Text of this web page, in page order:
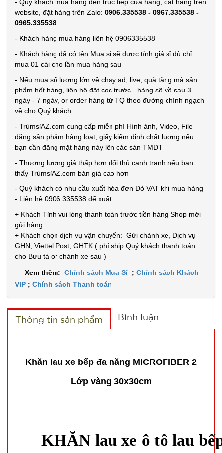
- Quý khách mua hàng đến trực tiếp cửa hàng, đặt hàng trên
website, đặt hàng trên Zalo: 0906.335538 - 0967.335538 -
0965.335538
- Khách hàng mua hàng liên hệ 0906335538
- Khách hàng đã có tên Mua sỉ sẽ được tính giá sỉ dù chỉ
mua 01 cái cho lần mua hàng sau
- Nếu mua số lượng lớn về chạy ad, live, quà tặng mà sản
phẩm hết hàng, liên hệ đặt cọc trước - hàng sẽ về sau 3
ngày - 7 ngày, or order hàng từ TQ theo đường chính ngạch
về cho Quý khách
- TrùmsỉAZ.com cung cấp miễn phí Hình ảnh, Video, File
đăng sản phẩm hàng loạt, giấy kiểm định chất lượng nếu
bạn cần đăng mặt hàng này lên các sàn TMĐT
- Thương lượng giá thấp hơn đối thủ cạnh tranh nếu bạn
thấy TrùmsỉAZ.com bán giá cao hơn
- Quý khách có nhu cầu xuất hóa đơn Đỏ VAT khi mua hàng
- Liên hệ 0906.335538 để xuất
+ Khách Tỉnh vui lòng thanh toán trước tiền hàng Shop mới
gửi hàng
+ Khách chọn dịch vụ vận chuyển: Gửi chành xe, Dịch vụ
GHN, Viettel Post, GHTK ( phí ship Quý khách thanh toán
cho Bưu tá or chành xe sau )
Xem thêm: Chính sách Mua Sỉ ; Chính sách Khách
VIP ; Chính sách Thanh toán
Thông tin sản phẩm Bình luận
Khăn lau xe bếp đa năng MICROFIBER 2
Lớp vàng 30x30cm
KHĂN lau xe ô tô lau